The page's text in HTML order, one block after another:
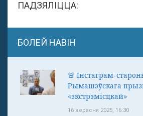
ПАДЗЯЛІЦЦА:
БОЛЕЙ НАВІН
🚨 Інстаграм-
Рымашэўскага
«экстрэмісцкай»
16 верасня 2025, 16:30